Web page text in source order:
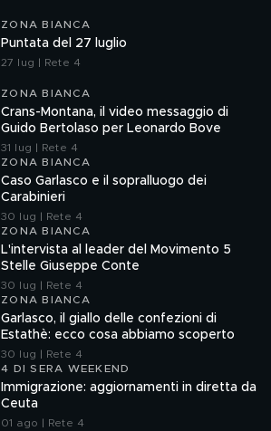
ZONA BIANCA
Puntata del 27 luglio
27 lug | Rete 4
ZONA BIANCA
Crans-Montana, il video messaggio di
Guido Bertolaso per Leonardo Bove
31 lug | Rete 4
ZONA BIANCA
Caso Garlasco e il sopralluogo dei
Carabinieri
30 lug | Rete 4
ZONA BIANCA
L'intervista al leader del Movimento 5
Stelle Giuseppe Conte
30 lug | Rete 4
ZONA BIANCA
Garlasco, il giallo delle confezioni di
Estathè: ecco cosa abbiamo scoperto
30 lug | Rete 4
4 DI SERA WEEKEND
Immigrazione: aggiornamenti in diretta da
Ceuta
01 ago | Rete 4